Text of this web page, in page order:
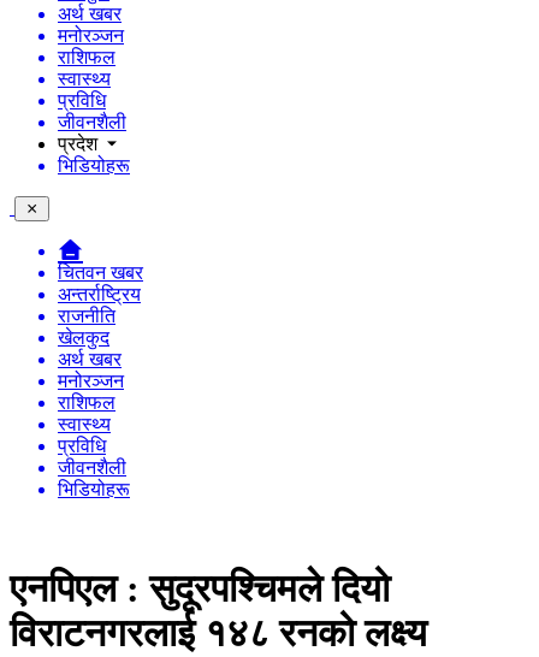
अर्थ खबर
मनोरञ्जन
राशिफल
स्वास्थ्य
प्रविधि
जीवनशैली
प्रदेश
भिडियोहरू
चितवन खबर
अन्तर्राष्ट्रिय
राजनीति
खेलकुद
अर्थ खबर
मनोरञ्जन
राशिफल
स्वास्थ्य
प्रविधि
जीवनशैली
भिडियोहरू
एनपिएल : सुदूरपश्चिमले दियो
विराटनगरलाई १४८ रनको लक्ष्य